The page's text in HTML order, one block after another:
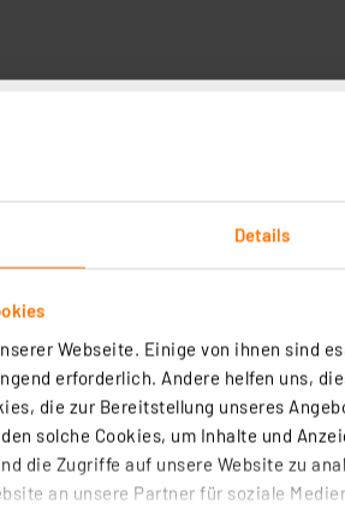
Details
Webseite. Einige von ihnen sind
erforderlich. Andere helfen uns,
die zur Bereitstellung unseres
solche Cookies, um Inhalte und
die Zugriffe auf unsere Website zu
an unsere Partner für soziale
(Durchschnitt aller Tester)
für die
ausführlichen Online-
der Ablesbarkeit des
für die intelligente und gut
denkbare
Nutzung wieder die
so z. B. die mögliche
wenn z. B. kein
auch die Nutzung des Gerätes